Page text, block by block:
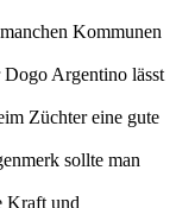
Kommunen
Dogo Argentino lässt
Züchter eine gute
sollte man
Kraft und